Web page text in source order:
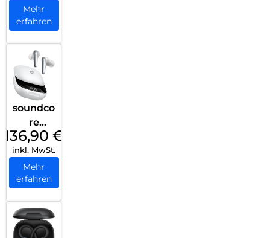
Black
Mehr
erfahren
soundco
re
Liberty
4 Pro
White
136,90 €
inkl. MwSt.
Mehr
erfahren